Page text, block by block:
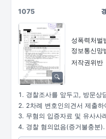
1075
성폭력처벌
정보통신망
저작권위반
경찰조사를 앞두고, 방문상
2차례 변호인의견서 제출하
무혐의 입증자료 및 유사사
경찰 혐의없음(증거불충분